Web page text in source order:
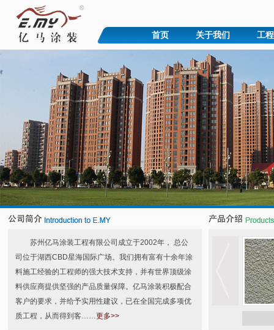
首页 关于我们 工
苏州亿马涂装工程有限公司成立于2002年， 总公
司位于湖西CBD星海国际广场。我们拥有富有十余年涂
料施工经验的工程师的强大技术支持，并有世界顶级涂
料供应商提供坚强的产品质量保障。亿马涂装积极配合
客户的要求，并给予实用性建议，已在全国完成多项优
质工程，从而得到客……更多>>